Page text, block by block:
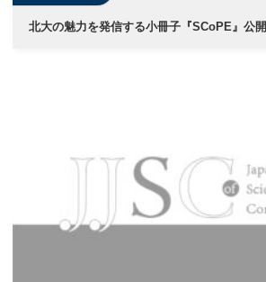
北大の魅力を発信する小冊子『SCoPE』公開